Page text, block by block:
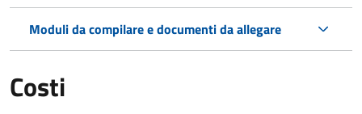
Moduli da compilare e documenti da allegare
Costi